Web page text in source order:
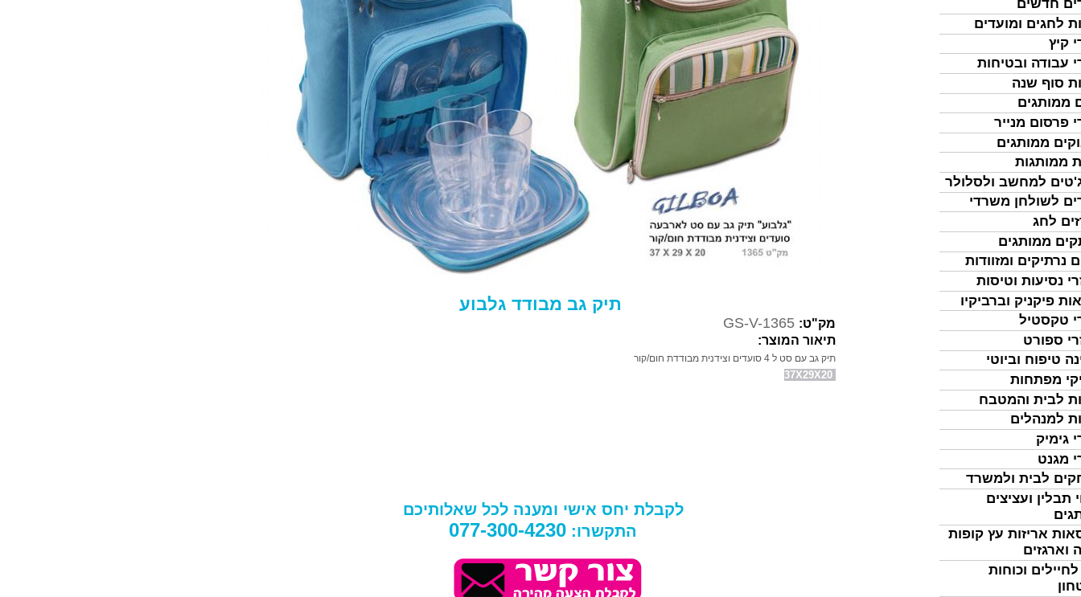
חדשים
לחגים ומועדים
קיץ
עבודה ובטיחות
סוף שנה
ממותגים
פרסום מנייר
ממותגים
ממותגות
למחשב ולסלולר
לשולחן משרדי
לחג
ממותגים
נרתיקים ומזוודות
נסיעות וטיסות
פיקניק וברביקיו
טקסטיל
ספורט
טיפוח וביוטי
מפתחות
לבית והמטבח
למנהלים
גימיק
מגנט
לבית ולמשרד
תבלין ועציצים
אריזות עץ קופות
וארגזים
לחיילים וכוחות
תיק גב מבודד גלבוע
מק"ט: GS-V-1365
תיאור המוצר:
תיק גב עם סט ל 4 סועדים וצידנית מבודדת חום/קור
37X29X20
לקבלת יחס אישי ומענה לכל שאלותיכם
התקשרו: 077-300-4230